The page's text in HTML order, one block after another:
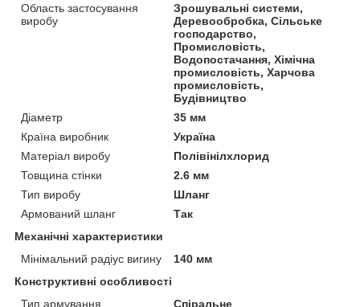
Область застосування
виробу
Зрошувальні системи,
Деревообробка, Сільське
господарство,
Промисловість,
Водопостачання, Хімічна
промисловість, Харчова
промисловість,
Будівництво
Діаметр
35 мм
Країна виробник
Україна
Матеріал виробу
Полівінілхлорид
Товщина стінки
2.6 мм
Тип виробу
Шланг
Армований шланг
Так
Механічні характеристики
Мінімальний радіус вигину
140 мм
Конструктивні особливості
Тип армування
Спіральне